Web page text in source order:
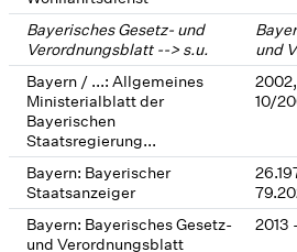
Bayerisches Gesetz- und
Verordnungsblatt --> s.u.
und
Bayern / ...: Allgemeines
Ministerialblatt der
Bayerischen
Staatsregierung...
10/
Bayern: Bayerischer
Staatsanzeiger
Bayern: Bayerisches Gesetz-
und Verordnungsblatt
2013